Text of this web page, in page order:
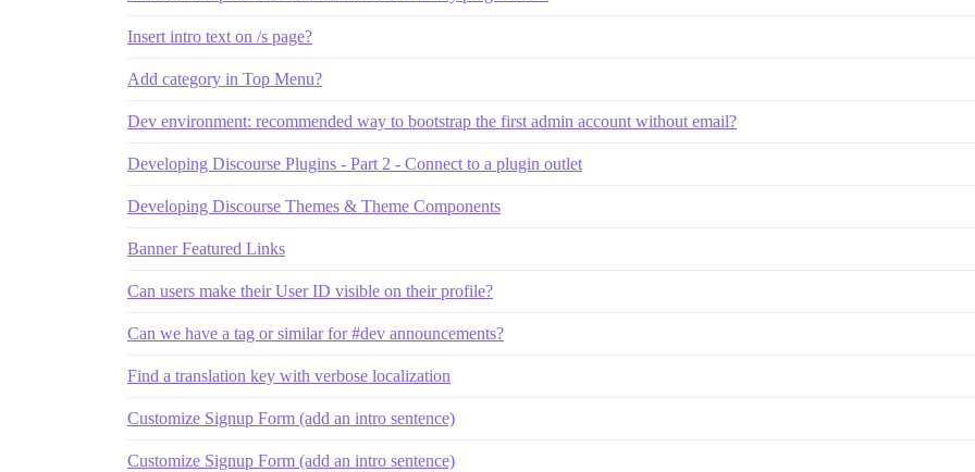
Insert intro text on /s page?
Add category in Top Menu?
Dev environment: recommended way to bootstrap the first admin account without email?
Developing Discourse Plugins - Part 2 - Connect to a plugin outlet
Developing Discourse Themes & Theme Components
Banner Featured Links
Can users make their User ID visible on their profile?
Can we have a tag or similar for #dev announcements?
Find a translation key with verbose localization
Customize Signup Form (add an intro sentence)
Customize Signup Form (add an intro sentence)